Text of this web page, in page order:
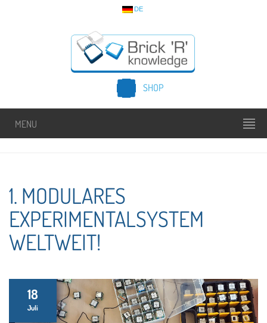
DE
SHOP
MENU
1. MODULARES
EXPERIMENTALSYSTEM
WELTWEIT!
18
Juli